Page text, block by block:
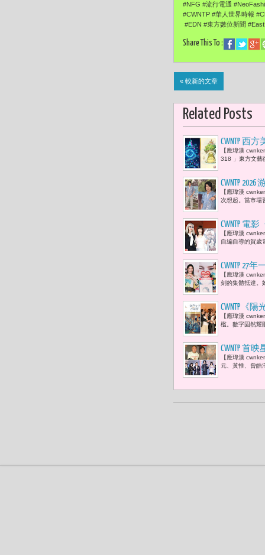
#NFG #流行電通
#CWNTP #華人世界時報
#EDN #東方數位新聞
Share This To :
« 較新的文章
Related Posts
CWNTP 西
島策略
【應瑋漢
318 」東方文藝
CWNTP
歌，不會
【應瑋漢
次想起。當市場
CWNTP 電
【應瑋漢
自編自導的賀歲
CWNTP 27
能量 溫暖
【應瑋漢
刻的集體抵達。
CWNTP《
流傳名言
【應瑋漢
檻。數字固然耀
CWNTP 首
鐘獎個人
【應瑋漢
元、黃惟、曾皓